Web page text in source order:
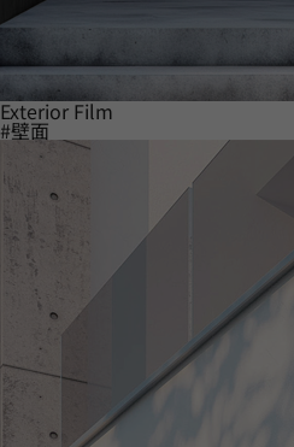
Exterior Film
#壁面